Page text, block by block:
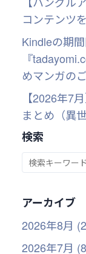
コンテンツ
Kindleの期
『
めマンガの
【2026年7
まとめ（異
検索
アーカイブ
2026年8月
2026年7月